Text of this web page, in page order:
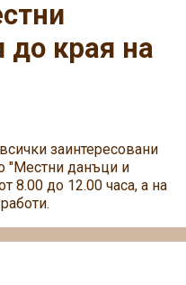
до края на
заинтересовани
"Местни данъци и
8.00 до 12.00 часа, а на